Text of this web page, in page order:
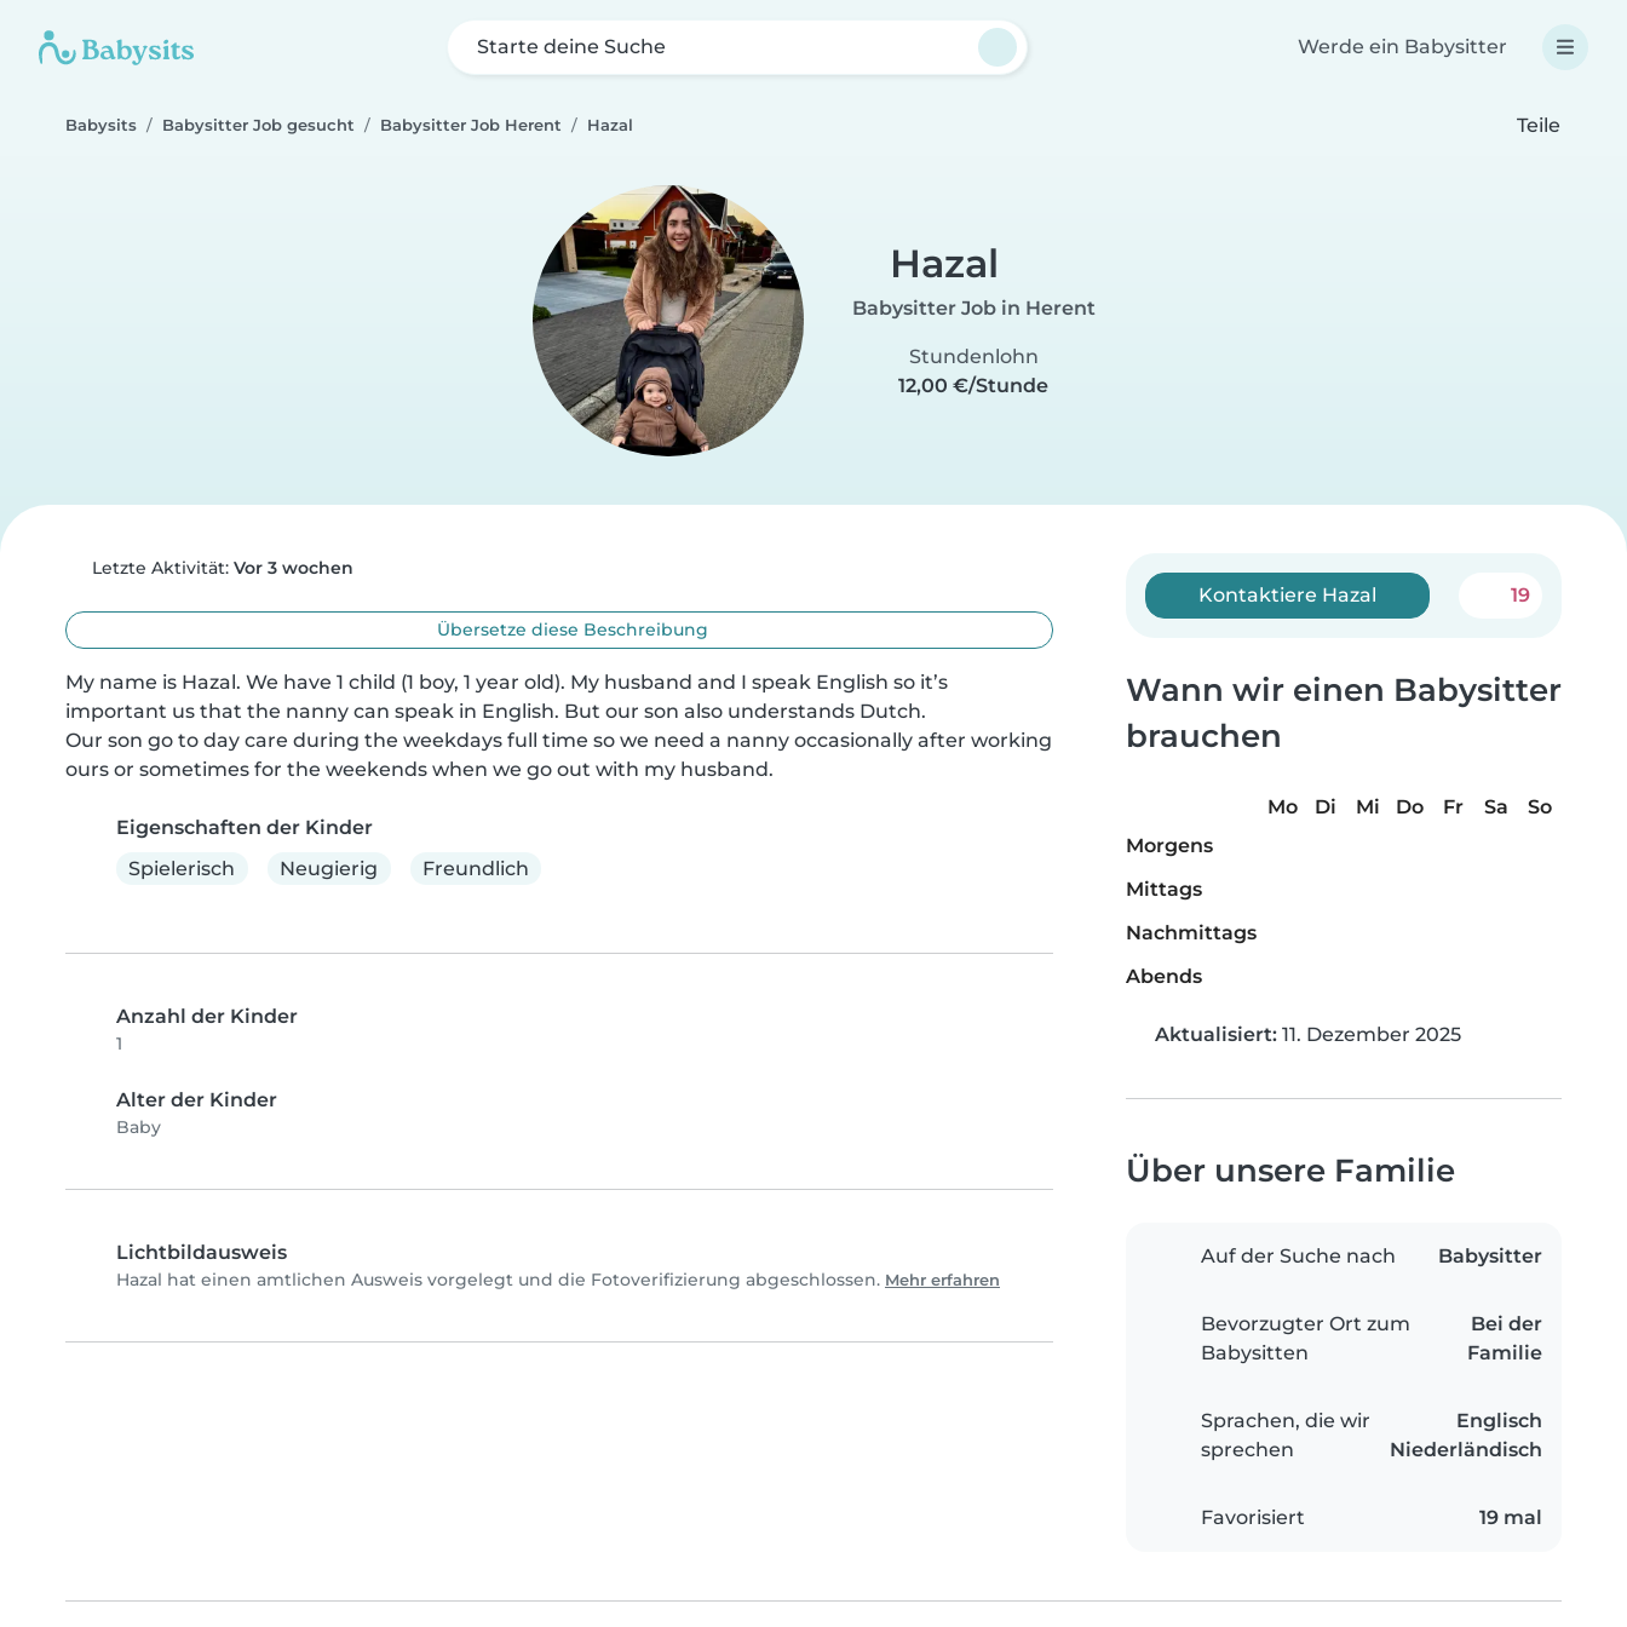
Starte deine Suche Werde ein Babysitter
Babysits Babysitter Job gesucht Babysitter Job Herent Hazal Teile
Hazal
Babysitter Job in Herent
Stundenlohn
12,00 €/Stunde
Letzte Aktivität: Vor 3 wochen
Übersetze diese Beschreibung
My name is Hazal. We have 1 child (1 boy, 1 year old). My husband and I speak English so it’s
important us that the nanny can speak in English. But our son also understands Dutch.
Our son go to day care during the weekdays full time so we need a nanny occasionally after working
ours or sometimes for the weekends when we go out with my husband.
Eigenschaften der Kinder
Spielerisch
Neugierig Freundlich
Anzahl der Kinder
1
Alter der Kinder
Baby
Lichtbildausweis
Hazal hat einen amtlichen Ausweis vorgelegt und die Fotoverifizierung abgeschlossen. Mehr erfahren
Kontaktiere Hazal 19
Wann wir einen Babysitter
brauchen
Mo Di Mi Do Fr Sa
So
Morgens
Mittags
Nachmittags
Abends
Aktualisiert: 11. Dezember 2025
Über unsere Familie
Auf der Suche nach Babysitter
Bevorzugter Ort zum
Babysitten
Bei der
Familie
Sprachen, die wir
sprechen
Englisch
Niederländisch
Favorisiert 19 mal